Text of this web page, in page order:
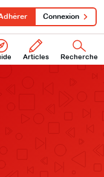
Articles Recherche
Connexion